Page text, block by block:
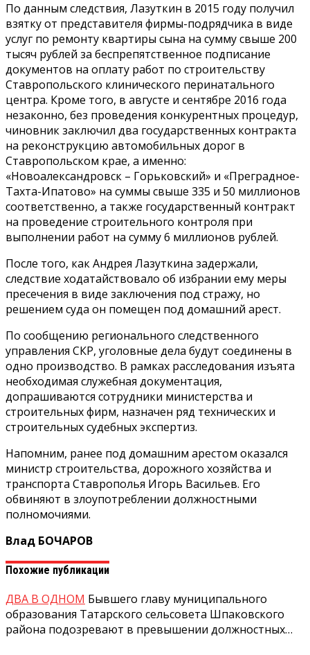
По данным следствия, Лазуткин в 2015 году получил
взятку от представителя фирмы-подрядчика в виде
услуг по ремонту квартиры сына на сумму свыше 200
тысяч рублей за беспрепятственное подписание
документов на оплату работ по строительству
Ставропольского клинического перинатального
центра. Кроме того, в августе и сентябре 2016 года
незаконно, без проведения конкурентных процедур,
чиновник заключил два государственных контракта
на реконструкцию автомобильных дорог в
Ставропольском крае, а именно:
«Новоалександровск – Горьковский» и «Преградное-
Тахта-Ипатово» на суммы свыше 335 и 50 миллионов
соответственно, а также государственный контракт
на проведение строительного контроля при
выполнении работ на сумму 6 миллионов рублей.
После того, как Андрея Лазуткина задержали,
следствие ходатайствовало об избрании ему меры
пресечения в виде заключения под стражу, но
решением суда он помещен под домашний арест.
По сообщению регионального следственного
управления СКР, уголовные дела будут соединены в
одно производство. В рамках расследования изъята
необходимая служебная документация,
допрашиваются сотрудники министерства и
строительных фирм, назначен ряд технических и
строительных судебных экспертиз.
Напомним, ранее под домашним арестом оказался
министр строительства, дорожного хозяйства и
транспорта Ставрополья Игорь Васильев. Его
обвиняют в злоупотреблении должностными
полномочиями.
Влад БОЧАРОВ
Похожие публикации
ДВА В ОДНОМ Бывшего главу муниципального
образования Татарского сельсовета Шпаковского
района подозревают в превышении должностных…